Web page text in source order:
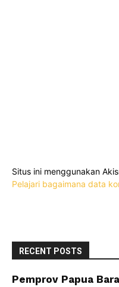
Situs ini menggunakan
Pelajari bagaimana data
RECENT POSTS
Pemprov Papua